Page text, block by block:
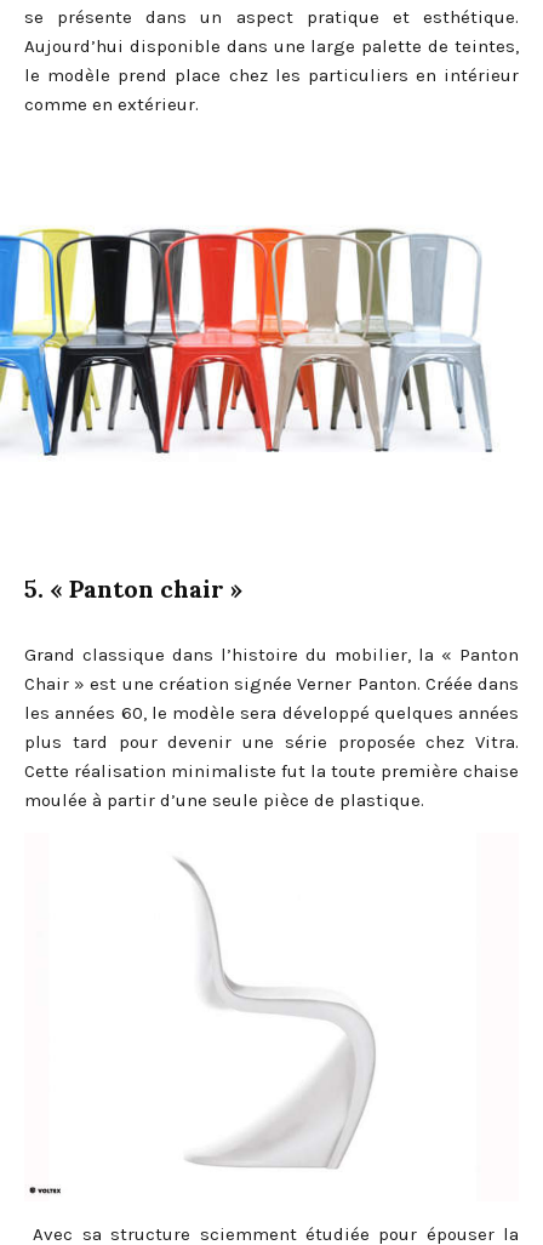
se présente dans un aspect pratique et esthétique.
Aujourd’hui disponible dans une large palette de teintes,
le modèle prend place chez les particuliers en intérieur
comme en extérieur.
5. « Panton chair »
Grand classique dans l’histoire du mobilier, la « Panton
Chair » est une création signée Verner Panton. Créée dans
les années 60, le modèle sera développé quelques années
plus tard pour devenir une série proposée chez Vitra.
Cette réalisation minimaliste fut la toute première chaise
moulée à partir d’une seule pièce de plastique.
Avec sa structure sciemment étudiée pour épouser la